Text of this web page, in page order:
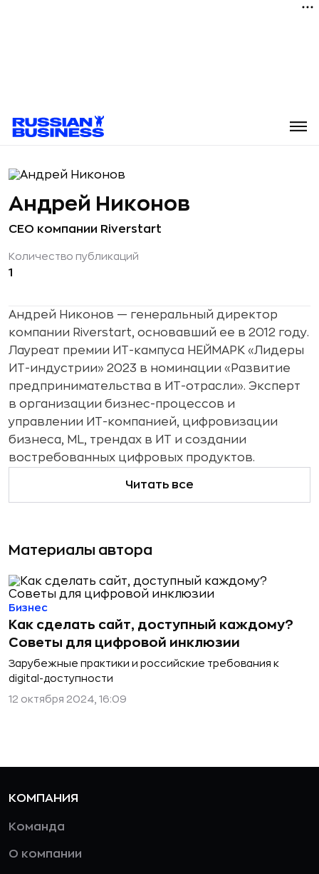
Андрей Никонов — генеральный директор
компании Riverstart, основавший ее в 2012 году.
Лауреат премии ИТ-кампуса НЕЙМАРК «Лидеры
ИТ-индустрии» 2023 в номинации «Развитие
предпринимательства в ИТ-отрасли». Эксперт
в организации бизнес-процессов и
управлении ИТ-компанией, цифровизации
бизнеса, ML, трендах в ИТ и создании
востребованных цифровых продуктов.
Читать все
Материалы автора
Как сделать сайт, доступный каждому?
Советы для цифровой инклюзии
Зарубежные практики и российские требования к
digital-доступности
Бизнес
12 октября 2024, 16:09
Андрей Никонов
CEO компании Riverstart
Количество публикаций
1
КОМПАНИЯ
Команда
О компании